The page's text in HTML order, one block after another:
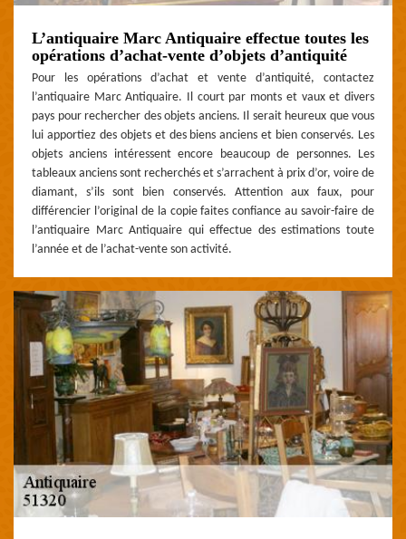
L’antiquaire Marc Antiquaire effectue toutes les
opérations d’achat-vente d’objets d’antiquité
Pour les opérations d’achat et vente d’antiquité, contactez
l’antiquaire Marc Antiquaire. Il court par monts et vaux et divers
pays pour rechercher des objets anciens. Il serait heureux que vous
lui apportiez des objets et des biens anciens et bien conservés. Les
objets anciens intéressent encore beaucoup de personnes. Les
tableaux anciens sont recherchés et s’arrachent à prix d’or, voire de
diamant, s’ils sont bien conservés. Attention aux faux, pour
différencier l’original de la copie faites confiance au savoir-faire de
l’antiquaire Marc Antiquaire qui effectue des estimations toute
l’année et de l’achat-vente son activité.